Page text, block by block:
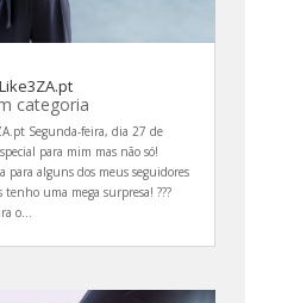
categoria
Segunda-feira, dia 27 de
para mim mas não só!
para alguns dos meus seguidores
tenho uma mega surpresa! ???
o...